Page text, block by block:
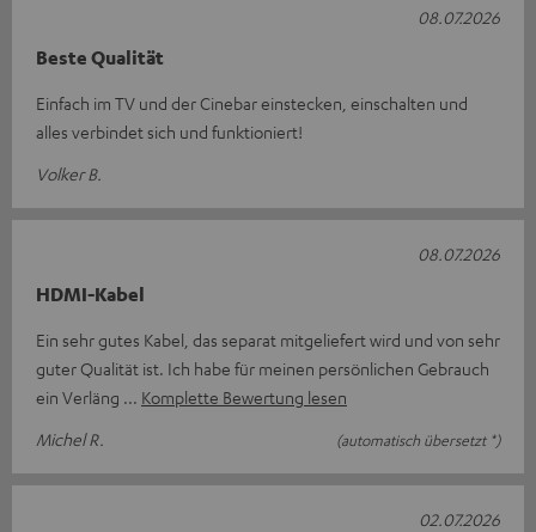
Beste Qualität
Einfach im TV und der Cinebar einstecken, einschalten und
alles verbindet sich und funktioniert!
Volker B.
08.07.2026
HDMI-Kabel
Ein sehr gutes Kabel, das separat mitgeliefert wird und von sehr
guter Qualität ist. Ich habe für meinen persönlichen Gebrauch
ein Verläng
Komplette Bewertung lesen
Michel R.
(automatisch übersetzt *)
08.07.2026
02.07.2026